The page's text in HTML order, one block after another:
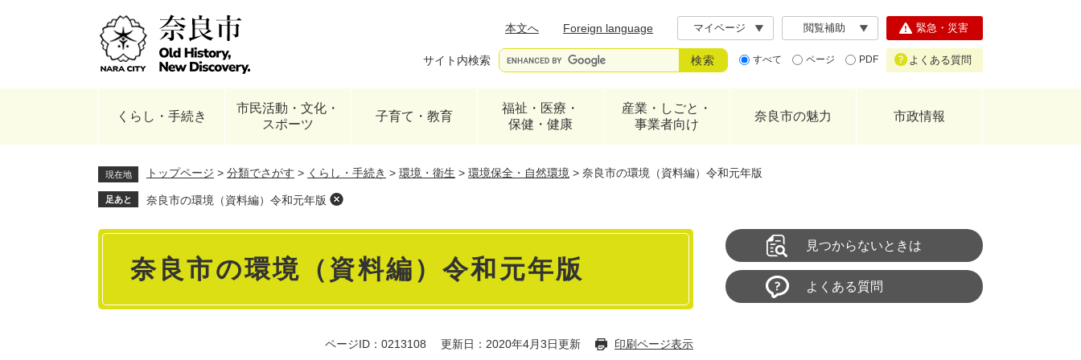
本文へ
Foreign language マイページ 閲覧補助
サイト内検索 すべて ページ PDF
緊急・災害
よくある質問
くらし・手続き
市民活動・文化・
スポーツ
子育て・教育
福祉・医療・
保健・健康
産業・しごと・
事業者向け
奈良市の魅力 市政情報
現在地 トップページ > 分類でさがす > くらし・手続き > 環境・衛生 > 環境保全・自然環境 > 奈良市の環境（資料編）令和元年版
足あと 奈良市の環境（資料編）令和元年版
本
奈良市の環境（資料編）令和元年版
ページID：0213108 更新日：2020年4月3日更新 印刷ページ表示
見つからないときは
よくある質問